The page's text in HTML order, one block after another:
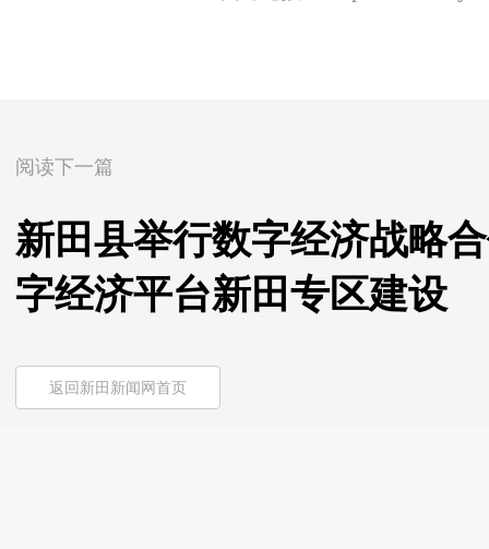
阅读下一篇
新田县举行数字经济战略
字经济平台新田专区建设
返回新田新闻网首页